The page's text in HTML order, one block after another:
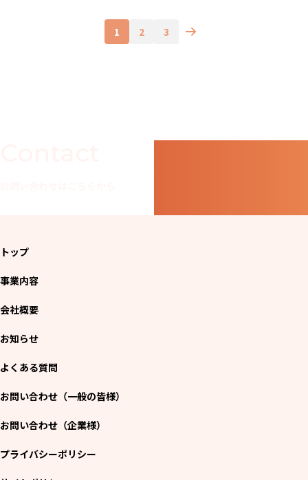
1 2 3
トップ
事業内容
会社概要
お知らせ
よくある質問
お問い合わせ（一般の皆様）
お問い合わせ（企業様）
プライバシーポリシー